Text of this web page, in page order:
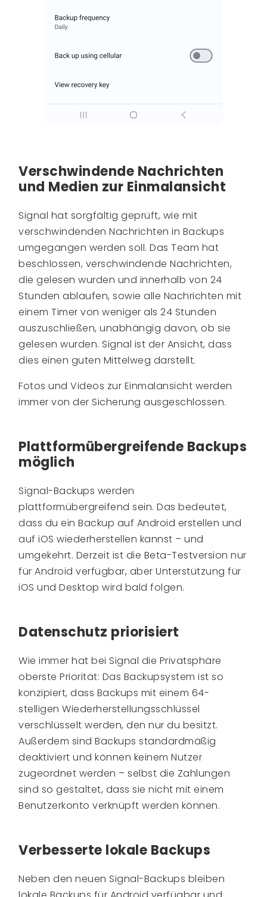
Verschwindende Nachrichten
und Medien zur Einmalansicht
Signal hat sorgfältig geprüft, wie mit
verschwindenden Nachrichten in Backups
umgegangen werden soll. Das Team hat
beschlossen, verschwindende Nachrichten,
die gelesen wurden und innerhalb von 24
Stunden ablaufen, sowie alle Nachrichten mit
einem Timer von weniger als 24 Stunden
auszuschließen, unabhängig davon, ob sie
gelesen wurden. Signal ist der Ansicht, dass
dies einen guten Mittelweg darstellt.
Fotos und Videos zur Einmalansicht werden
immer von der Sicherung ausgeschlossen.
Plattformübergreifende Backups
möglich
Signal-Backups werden
plattformübergreifend sein. Das bedeutet,
dass du ein Backup auf Android erstellen und
auf iOS wiederherstellen kannst – und
umgekehrt. Derzeit ist die Beta-Testversion nur
für Android verfügbar, aber Unterstützung für
iOS und Desktop wird bald folgen.
Datenschutz priorisiert
Wie immer hat bei Signal die Privatsphäre
oberste Priorität: Das Backupsystem ist so
konzipiert, dass Backups mit einem 64-
stelligen Wiederherstellungsschlüssel
verschlüsselt werden, den nur du besitzt.
Außerdem sind Backups standardmäßig
deaktiviert und können keinem Nutzer
zugeordnet werden – selbst die Zahlungen
sind so gestaltet, dass sie nicht mit einem
Benutzerkonto verknüpft werden können.
Verbesserte lokale Backups
Neben den neuen Signal-Backups bleiben